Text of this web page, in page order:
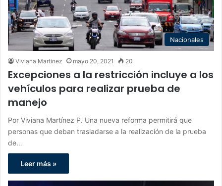
Nacionales
Viviana Martinez mayo 20, 2021 20
Excepciones a la restricción incluye a los
vehículos para realizar prueba de
manejo
Por Viviana Martínez P. Una nueva reforma permitirá que
personas que deban trasladarse a la realización de la prueba
de…
Leer más »